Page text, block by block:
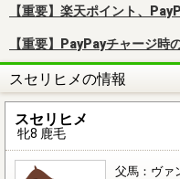
【重要】楽天ポイント、
【重要】PayPayチャージ時
スセリヒメの情報
スセリヒメ
牝8 鹿毛
父馬：ヴァ